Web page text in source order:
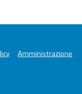
Amministrazione